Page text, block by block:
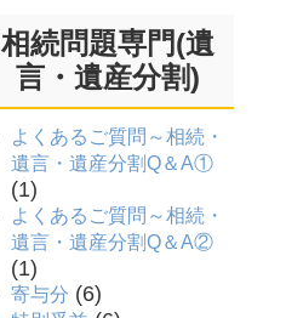
相続問題専門(遺
言・遺産分割)
よくあるご質問～相続・
遺言・遺産分割Q＆A①
(1)
よくあるご質問～相続・
遺言・遺産分割Q＆A②
(1)
寄与分 (6)